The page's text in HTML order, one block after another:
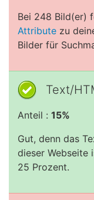
Bei 248 Bild(er)
Attribute zu
Bilder für
Text/
Anteil : 15%
Gut, denn das
dieser Webseite
25 Prozent.